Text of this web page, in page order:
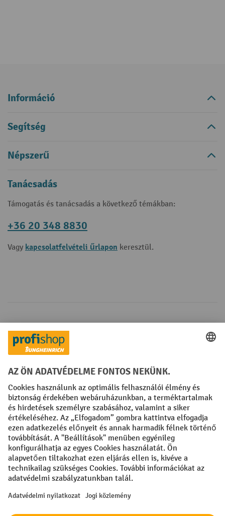
Információ
Segítség
Népszerű
Tanácsadás
Támogatás és tanácsadás a következő témákban:
+36 20 348 8830
Vagy kapcsolatfelvételi űrlapon keresztül.
Fizetési lehetőségek
Creditcard (Master)Creditcard (Visa)
Közösségi Média
Facebook
YouTube
LinkedIn
Instagram
Impresszum ÁSZF Adatvédelmi tájékoztató
Adatvédelmi beállítások